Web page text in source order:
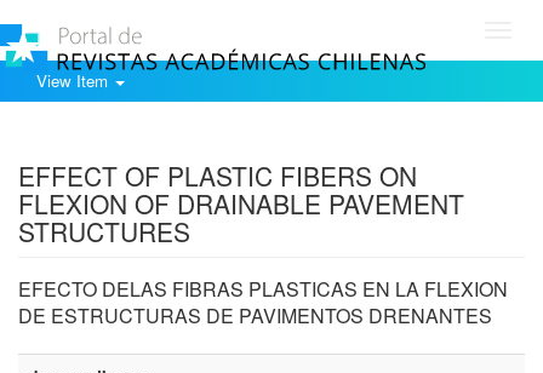
View Item
EFFECT OF PLASTIC FIBERS ON
FLEXION OF DRAINABLE PAVEMENT
STRUCTURES
EFECTO DELAS FIBRAS PLASTICAS EN LA FLEXION
DE ESTRUCTURAS DE PAVIMENTOS DRENANTES